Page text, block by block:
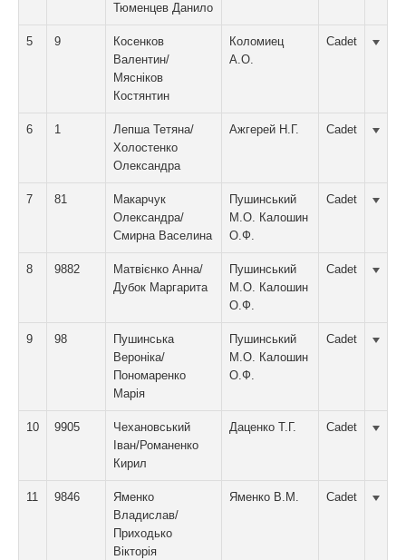
Тюменцев Данило
5 9
Косенков
Валентин/
Мясніков
Костянтин
Коломиец
А.О.
Cadet
6 1
Лепша Тетяна/
Холостенко
Олександра
Ажгерей Н.Г. Cadet
7 81
Макарчук
Олександра/
Смирна Васелина
Пушинський
М.О. Калошин
О.Ф.
Cadet
8 9882
Матвієнко Анна/
Дубок Маргарита
Пушинський
М.О. Калошин
О.Ф.
Cadet
9 98
Пушинська
Вероніка/
Пономаренко
Марія
Пушинський
М.О. Калошин
О.Ф.
Cadet
10 9905
Чехановський
Іван/Романенко
Кирил
Даценко Т.Г. Cadet
11 9846
Яменко
Владислав/
Приходько
Вікторія
Яменко В.М. Cadet